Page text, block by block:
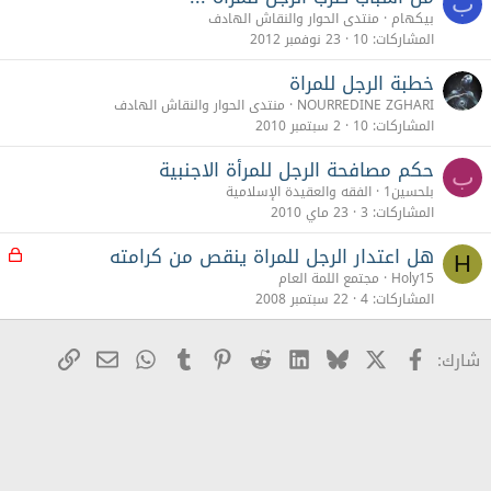
بيكهام منتدى الحوار والنقاش الهادف
المشاركات 10 23 نوفمبر 2012
خطبة الرجل للمراة
NOURREDINE ZGHARI منتدى الحوار والنقاش الهادف
المشاركات 10 2 سبتمبر 2010
ب حكم مصافحة الرجل للمرأة الاجنبية
بلحسين1
الفقه والعقيدة الإسلامية
المشاركات 3 23 ماي 2010
H م هل اعتدار الرجل للمراة ينقص من كرامته
Holy15 مجتمع اللمة العام
المشاركات 4 22 سبتمبر 2008
شارك: Facebook
X
Bluesky
LinkedIn
Reddit
Pinterest
Tumblr
WhatsApp
البريدرابط